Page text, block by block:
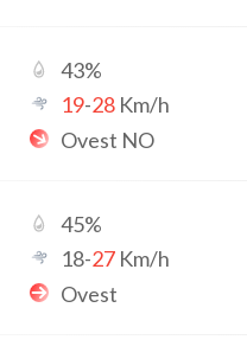
43%
19-28 Km/h
Ovest NO
45%
18-27 Km/h
Ovest